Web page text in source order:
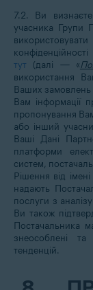
7.2. Ви
учасника Групи
тут (далі — «
використання
Ваших замовлень
Вам інформації
пропонування
або інший
Ваші Дані
платформи
систем,
Рішення від
надають
послуги з
Ви також
Постачальника
знеособлені
тенденцій.